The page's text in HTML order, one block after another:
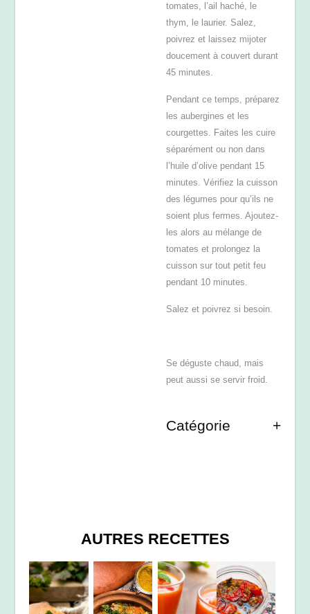
tomates, l’ail haché, le
thym, le laurier. Salez,
poivrez et laissez mijoter
doucement à couvert durant
45 minutes.
Pendant ce temps, préparez
les aubergines et les
courgettes. Faites les cuire
séparément ou non dans
l’huile d’olive pendant 15
minutes. Vérifiez la cuisson
des légumes pour qu’ils ne
soient plus fermes. Ajoutez-
les alors au mélange de
tomates et prolongez la
cuisson sur tout petit feu
pendant 10 minutes.
Salez et poivrez si besoin.
Se déguste chaud, mais
peut aussi se servir froid.
Catégorie
AUTRES RECETTES